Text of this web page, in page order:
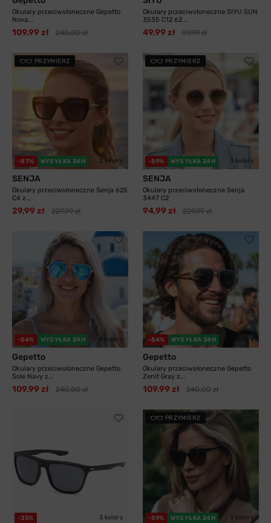
Okulary przeciwsłoneczne Gepetto
Nova...
109,99 zł 240,00 zł
Okulary przeciwsłoneczne SIYU SUN
3535 C12 62...
49,99 zł 99,99 zł
PRZYMIERZ
-87% WYSYŁKA 24H 2 kolory
SENJA
Okulary przeciwsłoneczne Senja 625
C4 z...
29,99 zł 229,99 zł
PRZYMIERZ
-59% WYSYŁKA 24H 3 kolory
SENJA
Okulary przeciwsłoneczne Senja
3447 C2
94,99 zł 229,99 zł
-54% WYSYŁKA 24H 4 kolory
Gepetto
Okulary przeciwsłoneczne Gepetto
Sole Navy z...
109,99 zł 240,00 zł
-54% WYSYŁKA 24H 3 kolory
Gepetto
Okulary przeciwsłoneczne Gepetto
Zenit Gray z...
109,99 zł 240,00 zł
-35% 3 kolory
PRZYMIERZ
-59% WYSYŁKA 24H 3 kolory